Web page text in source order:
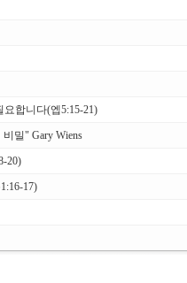
요합니다(엡5:15-21)
밀" Gary Wiens
20)
17)